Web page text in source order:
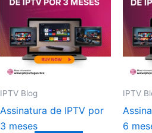
IPTV Blog
Assinatura de IPTV por
3 meses
IPTV
6